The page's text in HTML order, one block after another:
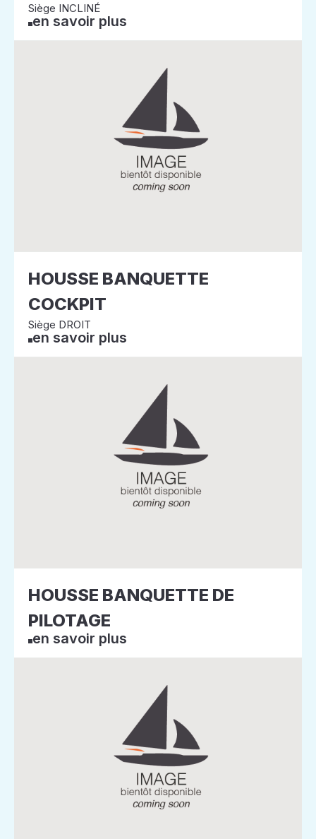
Siège INCLINÉ
en savoir plus
HOUSSE BANQUETTE
COCKPIT
Siège DROIT
en savoir plus
HOUSSE BANQUETTE DE
PILOTAGE
en savoir plus